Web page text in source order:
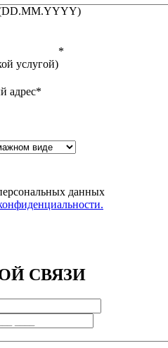
услугой)
*
адрес*
данных
СВЯЗИ